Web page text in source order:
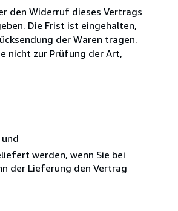
den Widerruf dieses Vertrags
Die Frist ist eingehalten,
der Waren tragen.
nicht zur Prüfung der Art,
werden, wenn Sie bei
der Lieferung den Vertrag